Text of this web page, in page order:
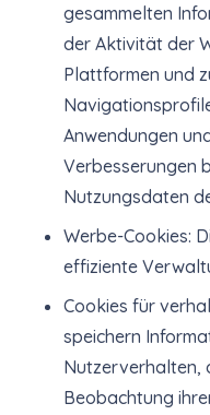
gesammelten
der Aktivität der
Plattformen und
Anwendungen
Verbesserungen
Nutzungsdaten
Werbe-Cookies:
effiziente
Cookies für
speichern
Nutzerverhalten,
Beobachtung